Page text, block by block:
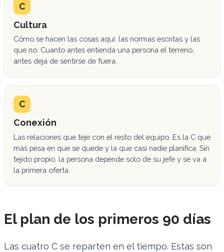
C
Cultura
Cómo se hacen las cosas aquí: las normas escritas y las
que no. Cuanto antes entienda una persona el terreno,
antes deja de sentirse de fuera.
C
Conexión
Las relaciones que teje con el resto del equipo. Es la C que
más pesa en que se quede y la que casi nadie planifica. Sin
tejido propio, la persona depende solo de su jefe y se va a
la primera oferta.
El plan de los primeros 90 días
Las cuatro C se reparten en el tiempo. Estas son